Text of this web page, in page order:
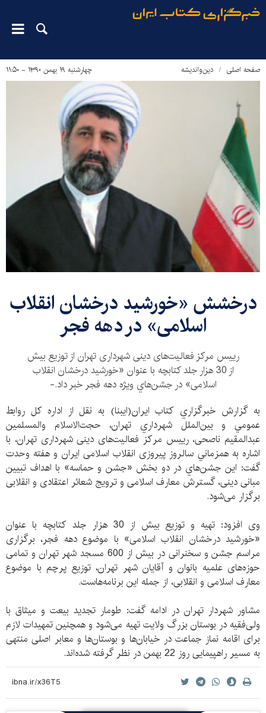
صفحه اصلی دین‌واندیشه چهارشنبه ۱۹ بهمن ۱۳۹۰ - ۱۱:۵۰
درخشش «خورشيد درخشان انقلاب
اسلامی» در دهه فجر
رييس مركز فعاليت‌های دينی شهرداری تهران از توزيع بيش
از 30 هزار جلد كتابچه با عنوان «خورشيد درخشان انقلاب
اسلامی» در جشن‌هاي ويژه دهه فجر خبر داد.-
به گزارش خبرگزاري كتاب ايران(ايبنا) به نقل از اداره كل روابط‌
عمومي و بين‌الملل شهرداري تهران، حجت‌الاسلام والمسلمين
عبدالمقيم ناصحی، رييس مركز فعاليت‌های دينی شهرداری تهران، با
اشاره به همزماني سالروز پيروزی انقلاب اسلامی ايران و هفته وحدت
گفت: اين‌ جشن‌هاي در دو بخش «جشن و حماسه» با اهداف تبيين
مبانی دينی، گسترش معارف اسلامی و ترويج شعائر اعتقادی و انقلابی
برگزار می‌شود.
وی افزود: تهيه و توزيع بيش از 30 هزار جلد كتابچه با عنوان
«خورشيد درخشان انقلاب اسلامی» با موضوع دهه فجر، برگزاری
مراسم جشن و سخنرانی در بيش از 600 مسجد شهر تهران و تمامی
حوزه‌های علميه بانوان و آقايان شهر تهران، توزيع پرچم با موضوع
معارف اسلامی و انقلابی، از جمله اين برنامه‌هاست.
مشاور شهردار تهران در ادامه گفت: طومار تجديد بيعت و ميثاق با
ولی‌فقيه در بوستان بزرگ ولايت تهيه می‌شود و همچنين تمهيدات لازم
برای اقامه نماز جماعت در خيابان‌ها و بوستان‌ها و معابر اصلی منتهی
به مسير راهپيمايی روز 22 بهمن در نظر گرفته شده‌اند.